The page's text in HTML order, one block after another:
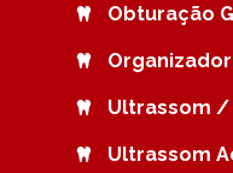
Obturação
Ultrassom /
Ultrassom